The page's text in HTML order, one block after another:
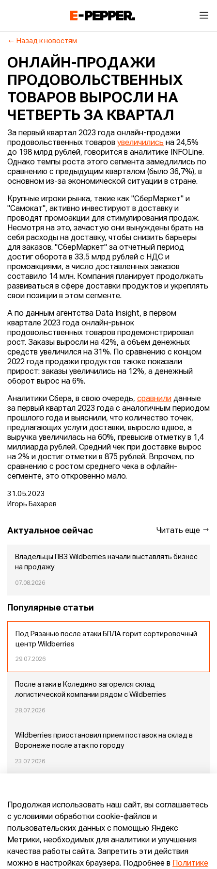
Назад к новостям
ОНЛАЙН-ПРОДАЖИ
ПРОДОВОЛЬСТВЕННЫХ
ТОВАРОВ ВЫРОСЛИ НА
ЧЕТВЕРТЬ ЗА КВАРТАЛ
За первый квартал 2023 года онлайн-продажи
продовольственных товаров увеличились на 24,5%
до 198 млрд рублей, говорится в аналитике INFOLine.
Однако темпы роста этого сегмента замедлились по
сравнению с предыдущим кварталом (было 36,7%), в
основном из-за экономической ситуации в стране.
Крупные игроки рынка, такие как "СберМаркет" и
"Самокат", активно инвестируют в доставку и
проводят промоакции для стимулирования продаж.
Несмотря на это, зачастую они вынуждены брать на
себя расходы на доставку, чтобы снизить барьеры
для заказов. "СберМаркет" за отчетный период
достиг оборота в 33,5 млрд рублей с НДС и
промоакциями, а число доставленных заказов
составило 14 млн. Компания планирует продолжать
развиваться в сфере доставки продуктов и укреплять
свои позиции в этом сегменте.
А по данным агентства Data Insight, в первом
квартале 2023 года онлайн-рынок
продовольственных товаров продемонстрировал
рост. Заказы выросли на 42%, а объем денежных
средств увеличился на 31%. По сравнению с концом
2022 года продажи продуктов также показали
прирост: заказы увеличились на 12%, а денежный
оборот вырос на 6%.
Аналитики Сбера, в свою очередь, сравнили данные
за первый квартал 2023 года с аналогичным периодом
прошлого года и выяснили, что количество точек,
предлагающих услуги доставки, выросло вдвое, а
выручка увеличилась на 60%, превысив отметку в 1,4
миллиарда рублей. Средний чек при доставке вырос
на 2% и достиг отметки в 875 рублей. Впрочем, по
сравнению с ростом среднего чека в офлайн-
сегменте, это откровенно мало.
31.05.2023
Игорь Бахарев
Актуальное сейчас Читать еще
Владельцы ПВЗ Wildberries начали выставлять бизнес
на продажу
07.08.2026
Популярные статьи
Под Рязанью после атаки БПЛА горит сортировочный
центр Wildberries
29.07.2026
После атаки в Коледино загорелся склад
логистической компании рядом с Wildberries
28.07.2026
Wildberries приостановил прием поставок на склад в
Воронеже после атак по городу
23.07.2026
Конец эпохи маркетплейсов: прогнозы сооснователя
Mr.Doors Максима Валецкого
26.06.2026
Продолжая использовать наш сайт, вы соглашаетесь
с условиями обработки cookie-файлов и
пользовательских данных с помощью Яндекс
Метрики, необходимых для аналитики и улучшения
качества работы сайта. Запретить эти действия
можно в настройках браузера. Подробнее в
Политике